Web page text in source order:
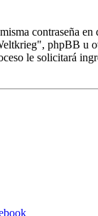
contraseña
phpBB u
le solicitará